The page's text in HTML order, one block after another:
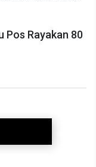
Pos Rayakan 80